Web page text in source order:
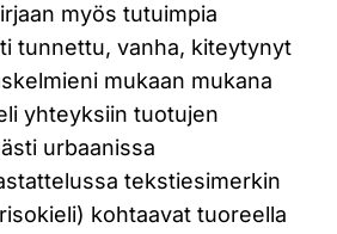
myös tutuimpia
tunnettu, vanha, kiteytynyt
mukaan mukana
yhteyksiin tuotujen
urbaanissa
tekstiesimerkin
kohtaavat tuoreella